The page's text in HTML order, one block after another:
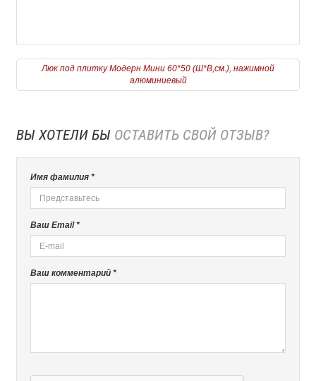
Люк под плитку Модерн Мини 60*50 (Ш*В,см.), нажимной
алюминиевый
ВЫ ХОТЕЛИ БЫ ОСТАВИТЬ СВОЙ ОТЗЫВ?
Имя фамилия *
Ваш Email *
Ваш комментарий *